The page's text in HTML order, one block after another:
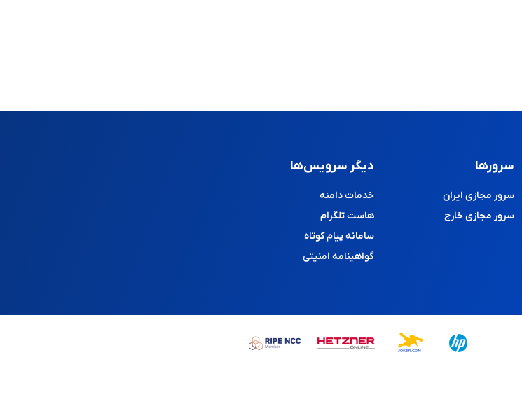
سرورها
سرور مجازی ایران
سرور مجازی خارج
دیگر سرویس‌ها
خدمات دامنه
هاست تلگرام
سامانه پیام کوتاه
گواهینامه امنیتی